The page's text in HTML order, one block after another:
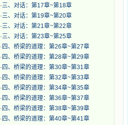
·三、对话：第17章~第18章
·三、对话：第19章~第20章
·三、对话：第21章~第22章
·三、对话：第23章~第25章
· 四、桥梁的道理：第26章~第27章
· 四、桥梁的道理：第28章~第29章
· 四、桥梁的道理：第30章~第31章
· 四、桥梁的道理：第32章~第33章
· 四、桥梁的道理：第34章~第35章
· 四、桥梁的道理：第36章~第37章
· 四、桥梁的道理：第38章~第39章
· 四、桥梁的道理：第40章~第41章